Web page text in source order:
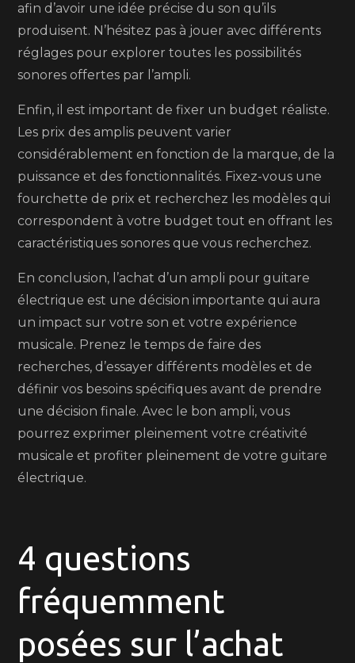
afin d’avoir une idée précise du son qu’ils
produisent. N’hésitez pas à jouer avec différents
réglages pour explorer toutes les possibilités
sonores offertes par l’ampli.
Enfin, il est important de fixer un budget réaliste.
Les prix des amplis peuvent varier
considérablement en fonction de la marque, de la
puissance et des fonctionnalités. Fixez-vous une
fourchette de prix et recherchez les modèles qui
correspondent à votre budget tout en offrant les
caractéristiques sonores que vous recherchez.
En conclusion, l’achat d’un ampli pour guitare
électrique est une décision importante qui aura
un impact sur votre son et votre expérience
musicale. Prenez le temps de faire des
recherches, d’essayer différents modèles et de
définir vos besoins spécifiques avant de prendre
une décision finale. Avec le bon ampli, vous
pourrez exprimer pleinement votre créativité
musicale et profiter pleinement de votre guitare
électrique.
4 questions
fréquemment
posées sur l’achat